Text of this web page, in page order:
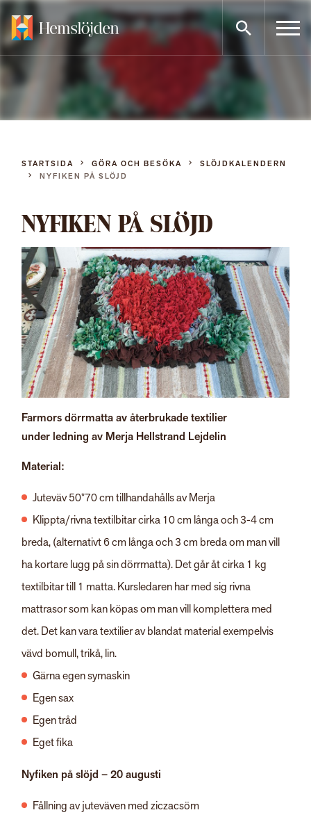
Gå
direkt
till
innehållet
STARTSIDA GÖRA OCH BESÖKA
SLÖJDKALENDERN
NYFIKEN PÅ SLÖJD
NYFIKEN PÅ SLÖJD
Farmors dörrmatta av återbrukade textilier
under ledning av Merja Hellstrand Lejdelin
Material:
Juteväv 50*70 cm tillhandahålls av Merja
Klippta/rivna textilbitar cirka 10 cm långa och 3-4 cm
breda, (alternativt 6 cm långa och 3 cm breda om man vill
ha kortare lugg på sin dörrmatta). Det går åt cirka 1 kg
textilbitar till 1 matta. Kursledaren har med sig rivna
mattrasor som kan köpas om man vill komplettera med
det. Det kan vara textilier av blandat material exempelvis
vävd bomull, trikå, lin.
Gärna egen symaskin
Egen sax
Egen tråd
Eget fika
Nyfiken på slöjd – 20 augusti
Fållning av juteväven med ziczacsöm